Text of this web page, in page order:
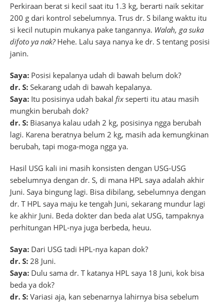
Perkiraan berat si kecil saat itu 1.3 kg, berarti naik sekitar
200 g dari kontrol sebelumnya. Trus dr. S bilang waktu itu
si kecil nutupin mukanya pake tangannya. Walah, ga suka
difoto ya nak?Hehe. Lalu saya nanya ke dr. S tentang posisi
janin.
Saya: Posisi kepalanya udah di bawah belum dok?
dr. S: Sekarang udah di bawah kepalanya.
Saya: Itu posisinya udah bakal fixseperti itu atau masih
mungkin berubah dok?
dr. S: Biasanya kalau udah 2 kg, posisinya ngga berubah
lagi. Karena beratnya belum 2 kg, masih ada kemungkinan
berubah, tapi moga-moga ngga ya.
Hasil USG kali ini masih konsisten dengan USG-USG
sebelumnya dengan dr. S, di mana HPL saya adalah akhir
Juni. Saya bingung lagi. Bisa dibilang, sebelumnya dengan
dr. T HPL saya maju ke tengah Juni, sekarang mundur lagi
ke akhir Juni. Beda dokter dan beda alat USG, tampaknya
perhitungan HPL-nya juga berbeda, heuu.
Saya: Dari USG tadi HPL-nya kapan dok?
dr. S: 28 Juni.
Saya: Dulu sama dr. T katanya HPL saya 18 Juni, kok bisa
beda ya dok?
dr. S: Variasi aja, kan sebenarnya lahirnya bisa sebelum